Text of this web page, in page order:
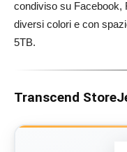
condiviso su Facebook,
diversi colori e con
5TB.
Transcend